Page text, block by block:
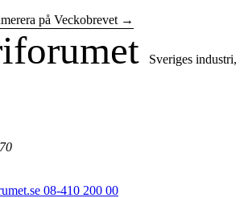
på Veckobrevet →
Sveriges industri,
08-410 200 00